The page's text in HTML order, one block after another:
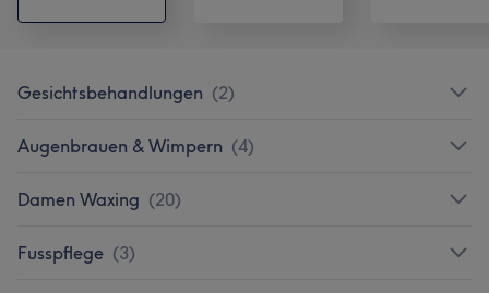
Gesichtsbehandlungen (2)
Augenbrauen & Wimpern (4)
Damen Waxing (20)
Fusspflege (3)